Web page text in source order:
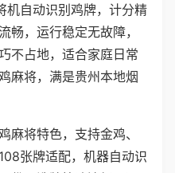
机自动识别鸡牌，计分精
畅，运行稳定无故障，
不占地，适合家庭日常
麻将，满是贵州本地烟
麻将特色，支持金鸡、
张牌适配，机器自动识